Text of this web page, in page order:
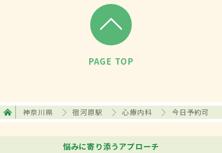
PAGE TOP
神奈川県 宿河原駅 心療内科 今日予約可
悩みに寄り添うアプローチ